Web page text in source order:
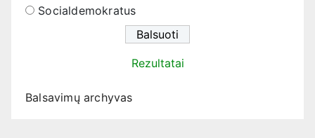
Socialdemokratus
Rezultatai
Balsavimų archyvas